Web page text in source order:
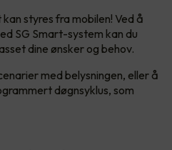
styres fra mobilen! Ved å
SG Smart-system kan du
dine ønsker og behov.
med belysningen, eller å
døgnsyklus, som